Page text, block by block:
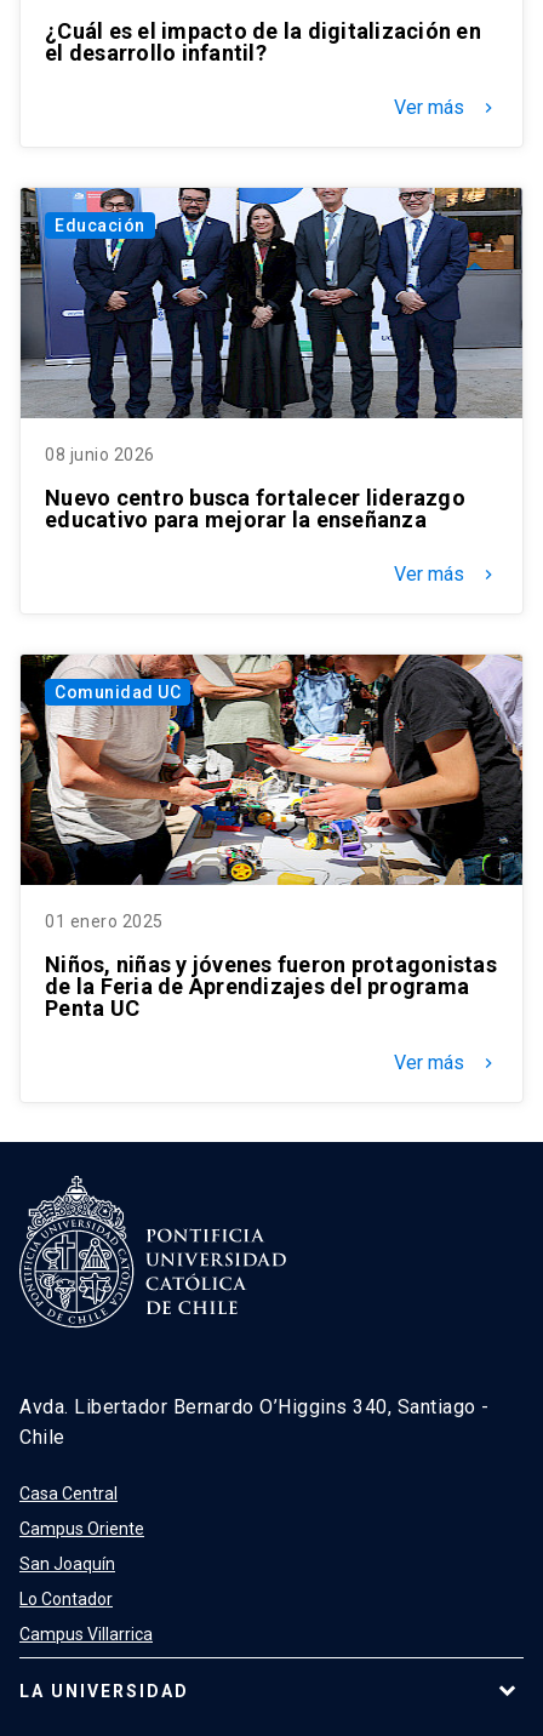
¿Cuál es el impacto de la digitalización en
el desarrollo infantil?
Ver más keyboard_arrow_right
Educación
08 junio 2026
Nuevo centro busca fortalecer liderazgo
educativo para mejorar la enseñanza
Ver más keyboard_arrow_right
Comunidad UC
01 enero 2025
Niños, niñas y jóvenes fueron protagonistas
de la Feria de Aprendizajes del programa
Penta UC
Ver más keyboard_arrow_right
Avda. Libertador Bernardo O’Higgins 340, Santiago -
Chile
Casa Central
Campus Oriente
San Joaquín
Lo Contador
Campus Villarrica
LA UNIVERSIDAD